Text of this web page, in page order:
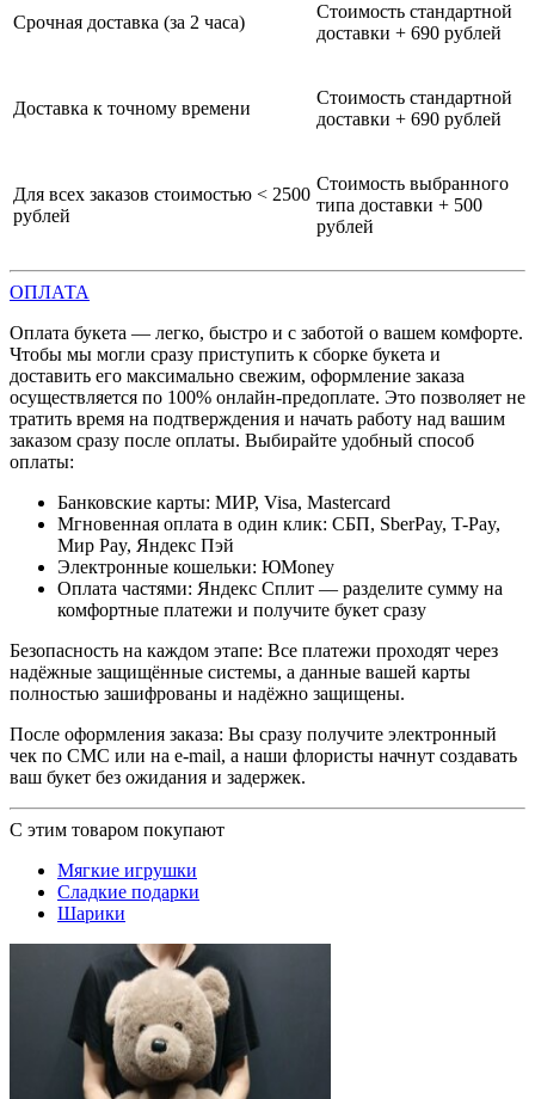
Срочная доставка (за 2 часа)
Стоимость стандартной
доставки + 690 рублей
Доставка к точному времени
Стоимость стандартной
доставки + 690 рублей
Для всех заказов стоимостью < 2500
рублей
Стоимость выбранного
типа доставки + 500
рублей
ОПЛАТА
Оплата букета — легко, быстро и с заботой о вашем комфорте.
Чтобы мы могли сразу приступить к сборке букета и
доставить его максимально свежим, оформление заказа
осуществляется по 100% онлайн-предоплате. Это позволяет не
тратить время на подтверждения и начать работу над вашим
заказом сразу после оплаты. Выбирайте удобный способ
оплаты:
Банковские карты: МИР, Visa, Mastercard
Мгновенная оплата в один клик: СБП, SberPay, T-Pay,
Мир Pay, Яндекс Пэй
Электронные кошельки: ЮMoney
Оплата частями: Яндекс Сплит — разделите сумму на
комфортные платежи и получите букет сразу
Безопасность на каждом этапе: Все платежи проходят через
надёжные защищённые системы, а данные вашей карты
полностью зашифрованы и надёжно защищены.
После оформления заказа: Вы сразу получите электронный
чек по СМС или на e-mail, а наши флористы начнут создавать
ваш букет без ожидания и задержек.
С этим товаром покупают
Мягкие игрушки
Сладкие подарки
Шарики